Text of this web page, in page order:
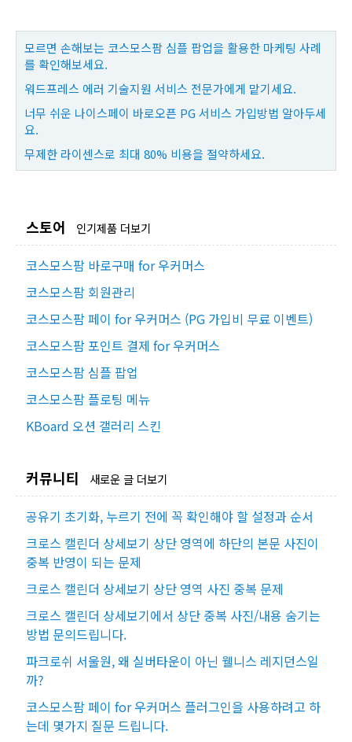
모르면 손해보는 코스모스팜 심플 팝업을 활용한 마케팅 사례
를 확인해보세요.
워드프레스 에러 기술지원 서비스 전문가에게 맡기세요.
너무 쉬운 나이스페이 바로오픈 PG 서비스 가입방법 알아두세
요.
무제한 라이센스로 최대 80% 비용을 절약하세요.
스토어 인기제품 더보기
코스모스팜 바로구매 for 우커머스
코스모스팜 회원관리
코스모스팜 페이 for 우커머스 (PG 가입비 무료 이벤트)
코스모스팜 포인트 결제 for 우커머스
코스모스팜 심플 팝업
코스모스팜 플로팅 메뉴
KBoard 오션 갤러리 스킨
커뮤니티 새로운 글 더보기
공유기 초기화, 누르기 전에 꼭 확인해야 할 설정과 순서
크로스 캘린더 상세보기 상단 영역에 하단의 본문 사진이
중복 반영이 되는 문제
크로스 캘린더 상세보기 상단 영역 사진 중복 문제
크로스 캘린더 상세보기에서 상단 중복 사진/내용 숨기는
방법 문의드립니다.
파크로쉬 서울원, 왜 실버타운이 아닌 웰니스 레지던스일
까?
코스모스팜 페이 for 우커머스 플러그인을 사용하려고 하
는데 몇가지 질문 드립니다.